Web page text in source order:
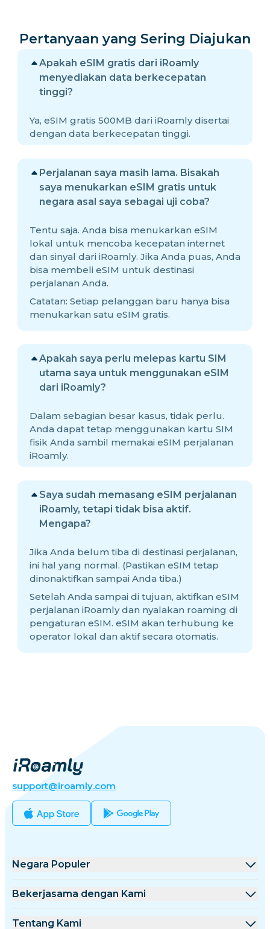
Pertanyaan yang Sering Diajukan
Apakah eSIM gratis dari iRoamly
menyediakan data berkecepatan
tinggi?
Ya, eSIM gratis 500MB dari iRoamly disertai
dengan data berkecepatan tinggi.
Perjalanan saya masih lama. Bisakah
saya menukarkan eSIM gratis untuk
negara asal saya sebagai uji coba?
Tentu saja. Anda bisa menukarkan eSIM
lokal untuk mencoba kecepatan internet
dan sinyal dari iRoamly. Jika Anda puas, Anda
bisa membeli eSIM untuk destinasi
perjalanan Anda.
Catatan: Setiap pelanggan baru hanya bisa
menukarkan satu eSIM gratis.
Apakah saya perlu melepas kartu SIM
utama saya untuk menggunakan eSIM
dari iRoamly?
Dalam sebagian besar kasus, tidak perlu.
Anda dapat tetap menggunakan kartu SIM
fisik Anda sambil memakai eSIM perjalanan
iRoamly.
Saya sudah memasang eSIM perjalanan
iRoamly, tetapi tidak bisa aktif.
Mengapa?
Jika Anda belum tiba di destinasi perjalanan,
ini hal yang normal. (Pastikan eSIM tetap
dinonaktifkan sampai Anda tiba.)
Setelah Anda sampai di tujuan, aktifkan eSIM
perjalanan iRoamly dan nyalakan roaming di
pengaturan eSIM. eSIM akan terhubung ke
operator lokal dan aktif secara otomatis.
support@iroamly.com
Negara Populer
Amerika Serikat
Bekerjasama dengan Kami
Platform Grosir
Tentang Kami